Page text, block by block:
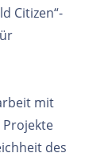
Citizen“-
mit
Projekte
des